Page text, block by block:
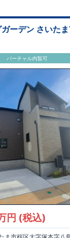
ゆとりあるリビング
可変型プラン ・2階
ン）採用 月額サービ
面空間 （ オープンサ
控除額の優遇、
固定
ットが受けられます。
ー 建築基準法の1.5
象です。
受付中 ​ ​■完成済みに
現地にてご確認いた
曜休み）
い特設サイトはこち
ーデン さいた
バーチャル内覧可
円 (税込)